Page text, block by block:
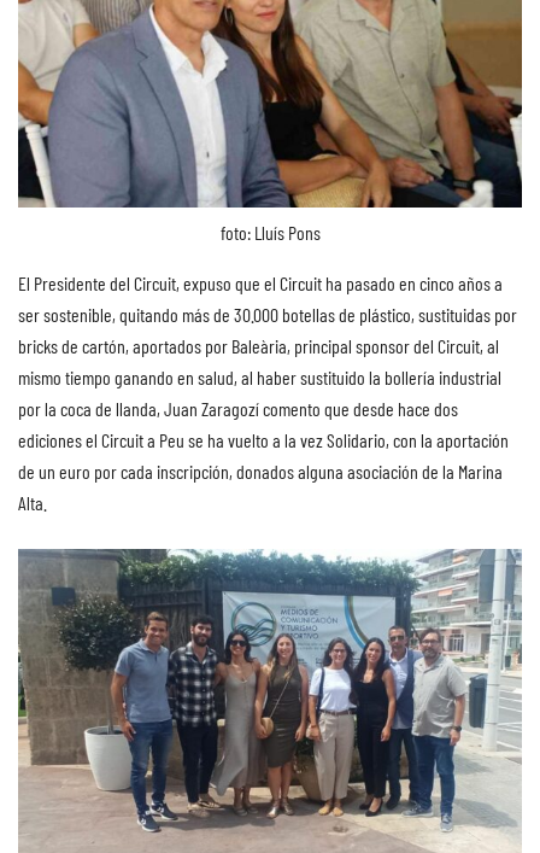
foto: Lluís Pons
El Presidente del Circuit, expuso que el Circuit ha pasado en cinco años a
ser sostenible, quitando más de 30.000 botellas de plástico, sustituidas por
bricks de cartón, aportados por Baleària, principal sponsor del Circuit, al
mismo tiempo ganando en salud, al haber sustituido la bollería industrial
por la coca de llanda, Juan Zaragozí comento que desde hace dos
ediciones el Circuit a Peu se ha vuelto a la vez Solidario, con la aportación
de un euro por cada inscripción, donados alguna asociación de la Marina
Alta.